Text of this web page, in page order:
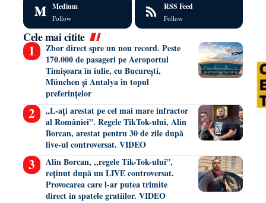
Medium
Follow
RSS Feed
Follow
Cele mai citite
Zbor direct spre un nou record. Peste
170.000 de pasageri pe Aeroportul
Timișoara în iulie, cu București,
München și Antalya în topul
preferințelor
„L-ați arestat pe cel mai mare infractor
al României”. Regele TikTok-ului, Alin
Borcan, arestat pentru 30 de zile după
live-ul controversat. VIDEO
Alin Borcan, ,,regele Tik-Tok-ului”,
reținut după un LIVE controversat.
Provocarea care l-ar putea trimite
direct în spatele gratiilor. VIDEO